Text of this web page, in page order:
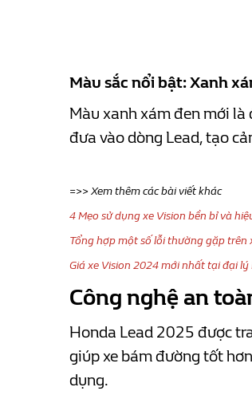
Màu sắc nổi bật: Xanh
Màu xanh xám đen mới
đưa vào dòng Lead, tạo
=>> Xem thêm các bài viết khác
4 Mẹo sử dụng xe Vision bền bỉ và
Tổng hợp một số lỗi thường gặp trên
Giá xe Vision 2024 mới nhất tại đại lý
Công nghệ an
Honda Lead 2025 được
giúp xe bám đường tốt
dụng.